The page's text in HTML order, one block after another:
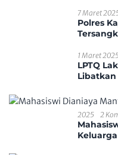
7 Maret
Polres
1 Maret
LPTQ
Libatkan
2025
2